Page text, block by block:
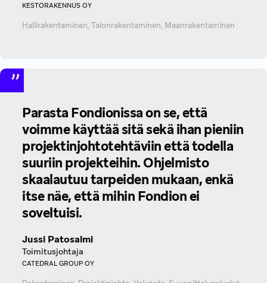
KESTORAKENNUS OY
Hallirakentaminen, Talonrakentaminen, Maanrakentaminen
Parasta Fondionissa on se, että
voimme käyttää sitä sekä ihan pieniin
projektinjohtotehtäviin että todella
suuriin projekteihin. Ohjelmisto
skaalautuu tarpeiden mukaan, enkä
itse näe, että mihin Fondion ei
soveltuisi.
Jussi Patosalmi
Toimitusjohtaja
CATEDRAL GROUP OY